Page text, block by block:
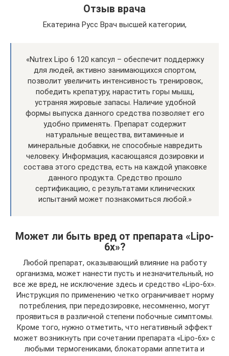
Отзыв врача
Екатерина Русс Врач высшей категории,
«Nutrex Lipo 6 120 капсул – обеспечит поддержку
для людей, активно занимающихся спортом,
позволит увеличить интенсивность тренировок,
победить крепатуру, нарастить горы мышц,
устраняя жировые запасы. Наличие удобной
формы выпуска данного средства позволяет его
удобно применять. Препарат содержит
натуральные вещества, витаминные и
минеральные добавки, не способные навредить
человеку. Информация, касающаяся дозировки и
состава этого средства, есть на каждой упаковке
данного продукта. Средство прошло
сертификацию, с результатами клинических
испытаний может познакомиться любой.»
Может ли быть вред от препарата «Lipo-
6x»?
Любой препарат, оказывающий влияние на работу
организма, может нанести пусть и незначительный, но
все же вред, не исключение здесь и средство «Lipo-6x».
Инструкция по применению четко ограничивает норму
потребления, при передозировке, несомненно, могут
проявиться в различной степени побочные симптомы.
Кроме того, нужно отметить, что негативный эффект
может возникнуть при сочетании препарата «Lipo-6x» с
любыми термогениками, блокаторами аппетита и